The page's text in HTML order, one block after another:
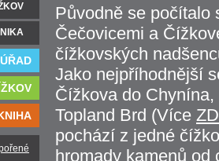
Původně se počítalo
Čečovicemi a
čížkovských
Jako nejpříhodnější
Čížkova do
Topland Brd (Více
pochází z jedné
hromady kamenů od